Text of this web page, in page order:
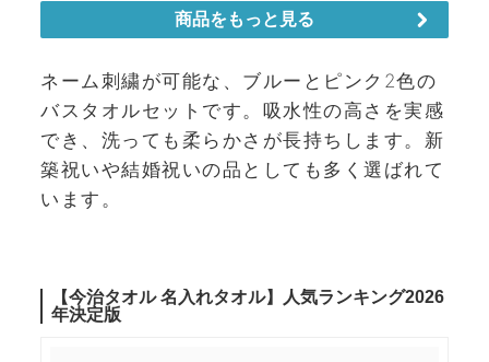
ネーム刺繍が可能な、ブルーとピンク2色の
バスタオルセットです。吸水性の高さを実感
でき、洗っても柔らかさが長持ちします。新
築祝いや結婚祝いの品としても多く選ばれて
います。